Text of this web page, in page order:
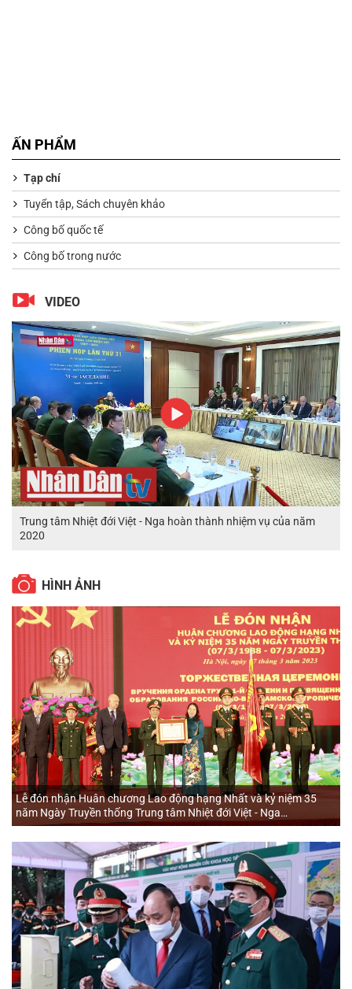
ẤN PHẨM
Tạp chí
Tuyển tập, Sách chuyên khảo
Công bố quốc tế
Công bố trong nước
VIDEO
Trung tâm Nhiệt đới Việt - Nga hoàn thành nhiệm vụ của năm
2020
HÌNH ẢNH
Lễ đón nhận Huân chương Lao động hạng Nhất và kỷ niệm 35
năm Ngày Truyền thống Trung tâm Nhiệt đới Việt - Nga
(07/3/1988 - 07/3/2023)